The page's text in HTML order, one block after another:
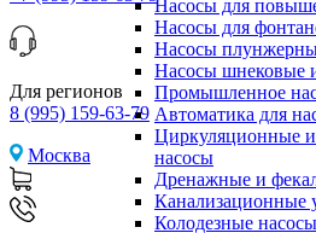
Для регионов
8 (995) 159-63-79
Москва
Насосы для
Насосы для
Насосы
Насосы шнековые
Промышленное
Автоматика для
Циркуляционные
насосы
Дренажные и
Канализационные
Колодезные насосы